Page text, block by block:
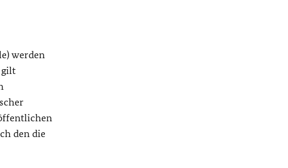
werden
gilt
den die